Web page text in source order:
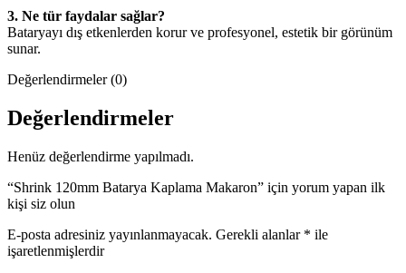
3. Ne tür faydalar sağlar?
Bataryayı dış etkenlerden korur ve profesyonel, estetik bir görünüm
sunar.
Değerlendirmeler (0)
Değerlendirmeler
Henüz değerlendirme yapılmadı.
“Shrink 120mm Batarya Kaplama Makaron” için yorum yapan ilk
kişi siz olun
E-posta adresiniz yayınlanmayacak. Gerekli alanlar * ile
işaretlenmişlerdir